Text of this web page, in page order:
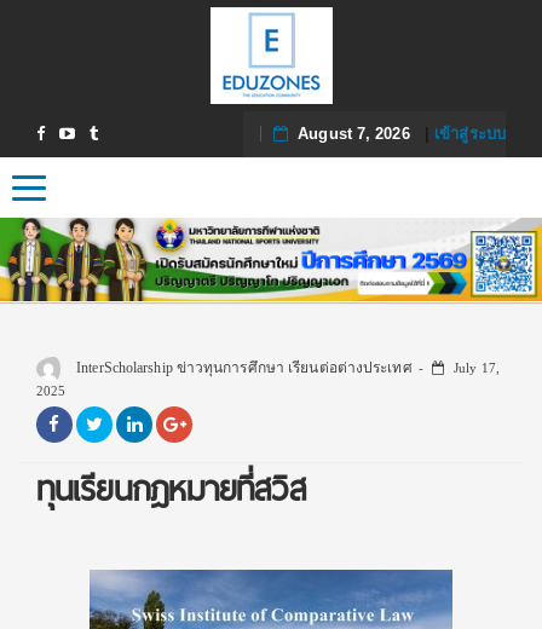
August 7, 2026| เข้าสู่ระบบ
Toggle navigation
InterScholarship ข่าวทุนการศึกษา เรียนต่อต่างประเทศ
July 17,
2025
ทุนเรียนกฎหมายที่สวิส